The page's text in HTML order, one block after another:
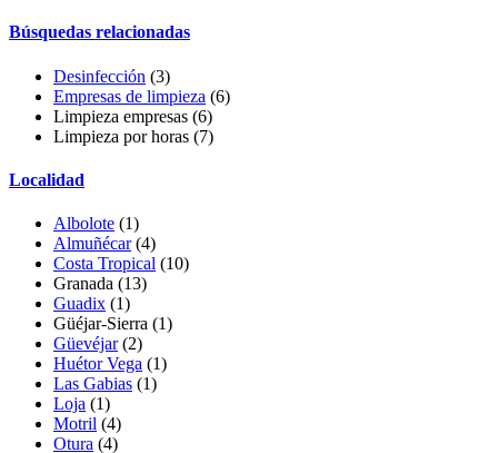
Búsquedas relacionadas
Desinfección (3)
Empresas de limpieza (6)
Limpieza empresas (6)
Limpieza por horas (7)
Localidad
Albolote (1)
Almuñécar(4)
Costa Tropical (10)
Granada (13)
Guadix (1)
Güéjar-Sierra (1)
Güevéjar(2)
Huétor Vega (1)
Las Gabias (1)
Loja (1)
Motril (4)
Otura (4)